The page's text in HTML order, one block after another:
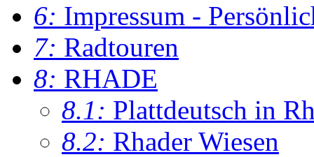
6: Impressum -
7: Radtouren
8: RHADE
8.1: Plattdeutsch in
8.2: Rhader Wiesen